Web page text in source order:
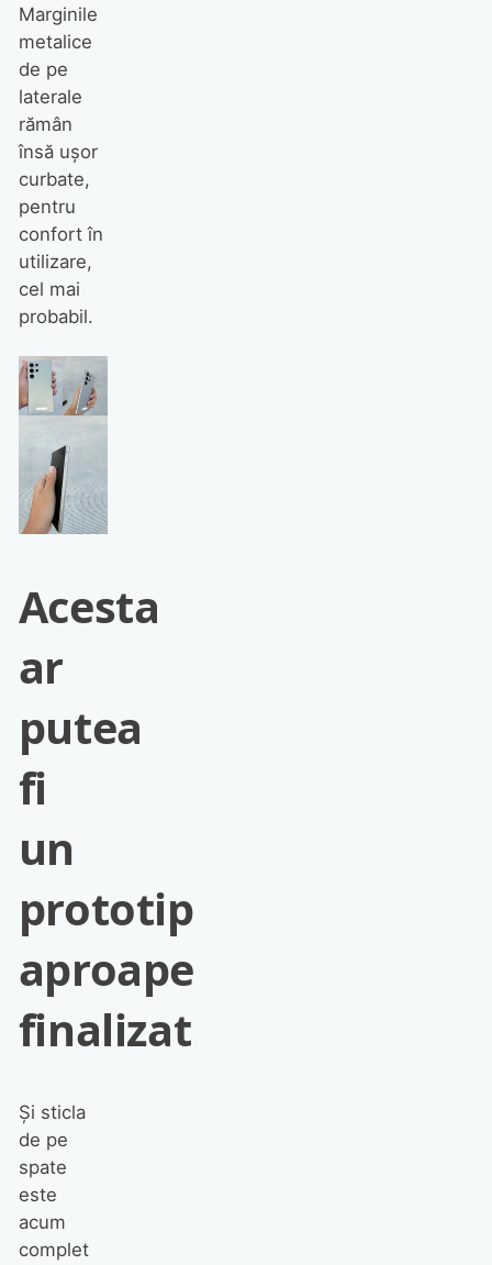
Marginile
metalice
de pe
laterale
rămân
însă ușor
curbate,
pentru
confort în
utilizare,
cel mai
probabil.
Acesta
ar
putea
fi
un
prototip
aproape
finalizat
Și sticla
de pe
spate
este
acum
complet